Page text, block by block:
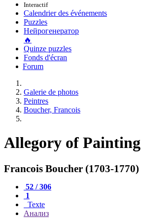
Interactif
Calendrier des événements
Puzzles
Нейрогенератор
🔥
Quinze puzzles
Fonds d'écran
Forum
Galerie de photos
Peintres
Boucher, Francois
Allegory of Painting
Francois Boucher (1703-1770)
52 / 306
1
Texte
Анализ